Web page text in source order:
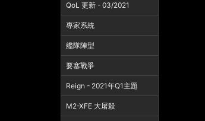
QoL 更新 - 03/2021
專家系統
艦隊陣型
要塞戰爭
Reign - 2021年Q1主題
M2-XFE 大屠殺